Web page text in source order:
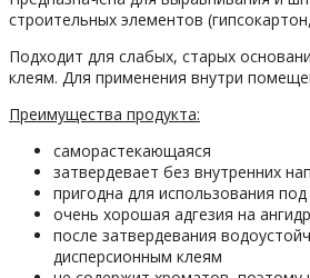
строительных элементов
Подходит для слабых, старых
клеям. Для применения внутри
Преимущества продукта:
саморастекающаяся
затвердевает без внутренних
пригодна для использования
очень хорошая адгезия на
после затвердевания
дисперсионным клеям